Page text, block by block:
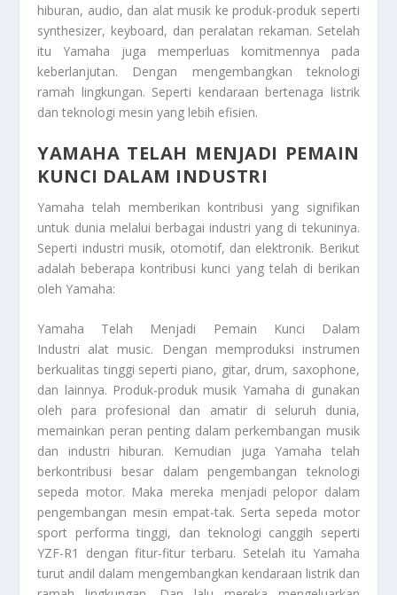
hiburan, audio, dan alat musik ke produk-produk seperti
synthesizer, keyboard, dan peralatan rekaman. Setelah
itu Yamaha juga memperluas komitmennya pada
keberlanjutan. Dengan mengembangkan teknologi
ramah lingkungan. Seperti kendaraan bertenaga listrik
dan teknologi mesin yang lebih efisien.
YAMAHA TELAH MENJADI PEMAIN
KUNCI DALAM INDUSTRI
Yamaha telah memberikan kontribusi yang signifikan
untuk dunia melalui berbagai industri yang di tekuninya.
Seperti industri musik, otomotif, dan elektronik. Berikut
adalah beberapa kontribusi kunci yang telah di berikan
oleh Yamaha:
Yamaha Telah Menjadi Pemain Kunci Dalam
Industri alat music. Dengan memproduksi instrumen
berkualitas tinggi seperti piano, gitar, drum, saxophone,
dan lainnya. Produk-produk musik Yamaha di gunakan
oleh para profesional dan amatir di seluruh dunia,
memainkan peran penting dalam perkembangan musik
dan industri hiburan. Kemudian juga Yamaha telah
berkontribusi besar dalam pengembangan teknologi
sepeda motor. Maka mereka menjadi pelopor dalam
pengembangan mesin empat-tak. Serta sepeda motor
sport performa tinggi, dan teknologi canggih seperti
YZF-R1 dengan fitur-fitur terbaru. Setelah itu Yamaha
turut andil dalam mengembangkan kendaraan listrik dan